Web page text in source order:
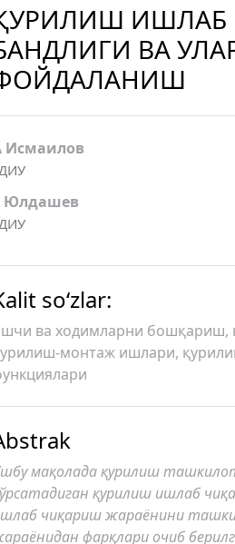
ИШЛАБ
ВА
Иcмаилов
Юлдашев
so‘zlar:
ва ходимларни бошқариш,
монтаж ишлари,
мақолада қурилиш
қурилиш ишлаб
чиқариш жараёнини
фарқлари очиб